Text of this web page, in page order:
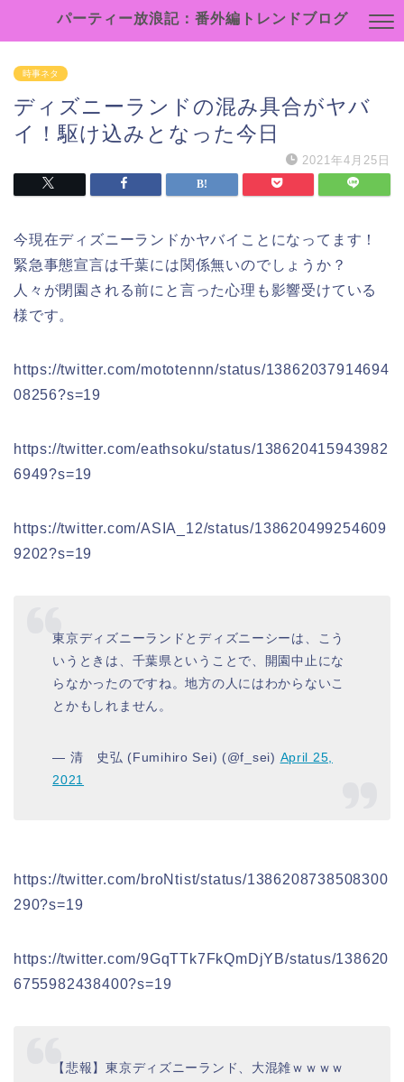
パーティー放浪記：番外編トレンドブログ
時事ネタ
ディズニーランドの混み具合がヤバ
イ！駆け込みとなった今日
2021年4月25日
今現在ディズニーランドかヤバイことになってます！
緊急事態宣言は千葉には関係無いのでしょうか？
人々が閉園される前にと言った心理も影響受けている
様です。
https://twitter.com/mototennn/status/13862037914694
08256?s=19
https://twitter.com/eathsoku/status/138620415943982
6949?s=19
https://twitter.com/ASIA_12/status/138620499254609
9202?s=19
東京ディズニーランドとディズニーシーは、こう
いうときは、千葉県ということで、開園中止にな
らなかったのですね。地方の人にはわからないこ
とかもしれません。
— 清 史弘 (Fumihiro Sei) (@f_sei) April 25,
2021
https://twitter.com/broNtist/status/1386208738508300
290?s=19
https://twitter.com/9GqTTk7FkQmDjYB/status/138620
6755982438400?s=19
【悲報】東京ディズニーランド、大混雑ｗｗｗｗ